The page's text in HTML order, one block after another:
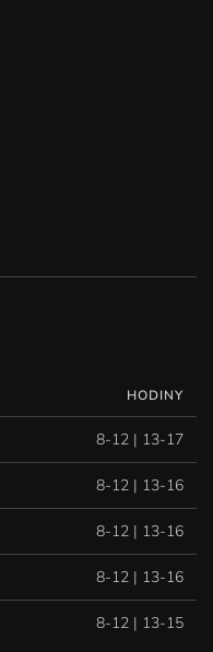
HODINY
8-12 | 13-17
8-12 | 13-16
8-12 | 13-16
8-12 | 13-16
8-12 | 13-15